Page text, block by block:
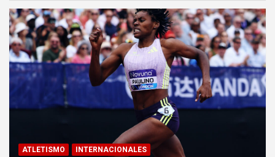
ATLETISMO INTERNACIONALES